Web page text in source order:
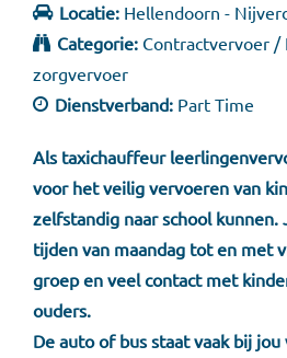
Locatie: Hellendoorn -
Categorie: Contractvervoer /
zorgvervoer
Dienstverband: Part Time
Als taxichauffeur
voor het veilig vervoeren van
zelfstandig naar school kunnen.
tijden van maandag tot en met
groep en veel contact met
ouders.
De auto of bus staat vaak bij